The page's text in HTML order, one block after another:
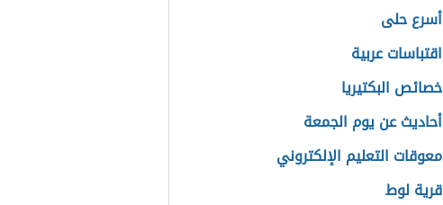
أسرع حلى
اقتباسات عربية
خصائص البكتيريا
أحاديث عن يوم الجمعة
معوقات التعليم الإلكتروني
قرية لوط